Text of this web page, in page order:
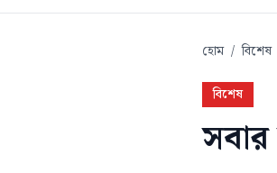
হোম / বিশেষ
বিশেষ